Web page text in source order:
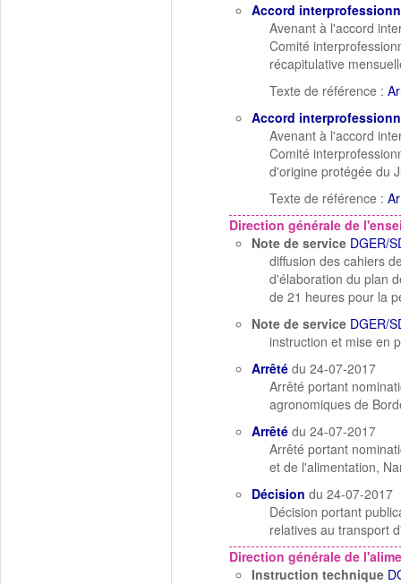
Accord
Avenant à l'accord
Comité
récapitulative
Texte de référence :
Accord
Avenant à l'accord
Comité
d'origine protégée du
Texte de référence :
Direction générale de
Note de service DGER/
diffusion des cahiers
d'élaboration du plan
de 21 heures pour la
Note de service DGER/
instruction et mise en
Arrêté du 24-07-2017
Arrêté portant
agronomiques de
Arrêté du 24-07-2017
Arrêté portant
et de l'alimentation,
Décision du 24-07-2017
Décision portant
relatives au transport
Direction générale de
Instruction technique